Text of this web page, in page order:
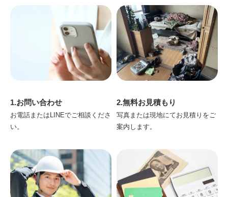
1.お問い合わせ
お電話またはLINEでご相談くださ
い。
2.無料お見積もり
写真または現地にてお見積りをご
案内します。